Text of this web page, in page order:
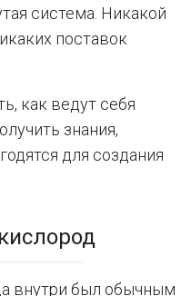
система. Никакой
поставок
как ведут себя
знания,
для создания
внутри был обычным